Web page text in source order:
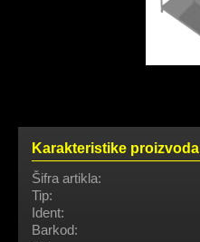
Karakteristike proizvoda
Šifra artikla:
Tip:
Ident:
Barkod: